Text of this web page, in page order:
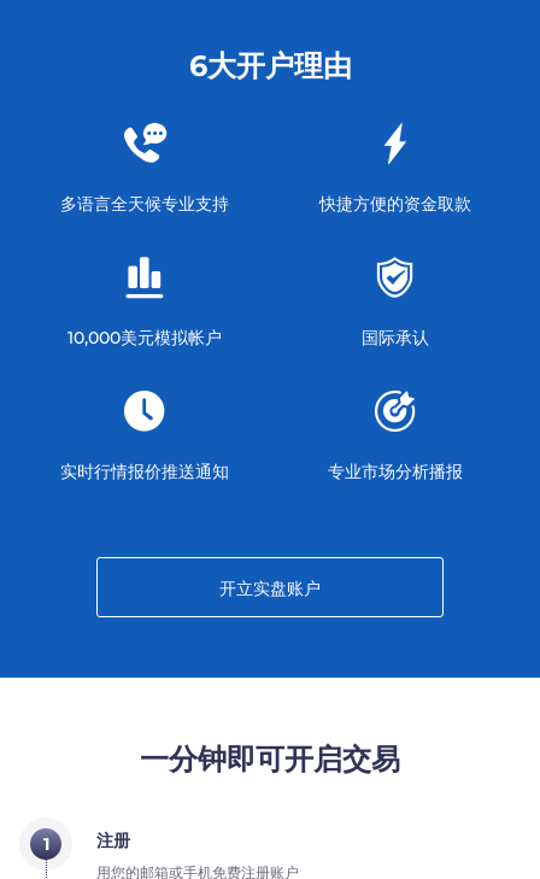
6大开户理由
多语言全天候专业支持 快捷方便的资金取款
10,000美元模拟帐户 国际承认
实时行情报价推送通知 专业市场分析播报
开立实盘账户
一分钟即可开启交易
1 注册
用您的邮箱或手机免费注册账户